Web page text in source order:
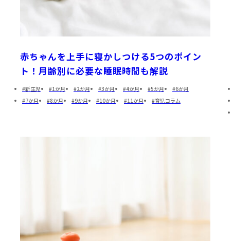
赤ちゃんを上手に寝かしつける5つのポイン
ト！月齢別に必要な睡眠時間も解説
新生児 1か月 2か月 3か月 4か月 5か月
6か月
7か月
8か月 9か月 10か月 11か月 育児コラム